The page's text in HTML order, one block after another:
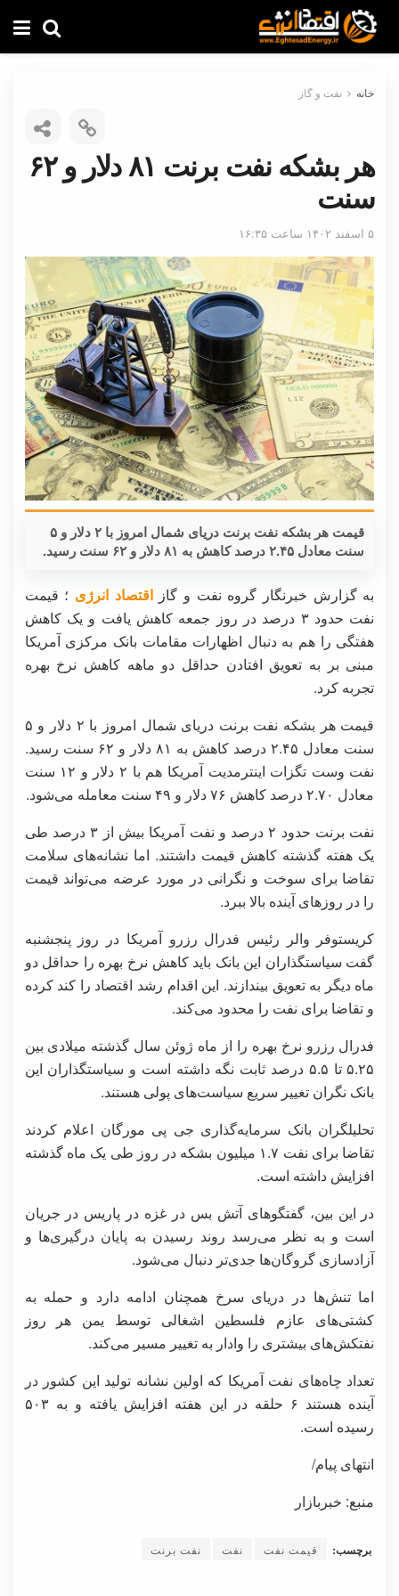
خانه نفت و گاز
هر بشکه نفت برنت ۸۱ دلار و ۶۲
سنت
۵ اسفند ۱۴۰۲ ساعت ۱۶:۳۵
قیمت هر بشکه نفت برنت دریای شمال امروز با ۲ دلار و ۵
سنت معادل ۲.۴۵ درصد کاهش به ۸۱ دلار و ۶۲ سنت رسید.
به گزارش خبرنگار گروه نفت و گاز اقتصاد انرژی ؛ قیمت
نفت حدود ۳ درصد در روز جمعه کاهش یافت و یک کاهش
هفتگی را هم به دنبال اظهارات مقامات بانک مرکزی آمریکا
مبنی بر به تعویق افتادن حداقل دو ماهه کاهش نرخ بهره
تجربه کرد.
قیمت هر بشکه نفت برنت دریای شمال امروز با ۲ دلار و ۵
سنت معادل ۲.۴۵ درصد کاهش به ۸۱ دلار و ۶۲ سنت رسید.
نفت وست تگزات اینترمدیت آمریکا هم با ۲ دلار و ۱۲ سنت
معادل ۲.۷۰ درصد کاهش ۷۶ دلار و ۴۹ سنت معامله می‌شود.
نفت برنت حدود ۲ درصد و نفت آمریکا بیش از ۳ درصد طی
یک هفته گذشته کاهش قیمت داشتند. اما نشانه‌های سلامت
تقاضا برای سوخت و نگرانی در مورد عرضه می‌تواند قیمت
را در روزهای آینده بالا ببرد.
کریستوفر والر رئیس فدرال رزرو آمریکا در روز پنجشنبه
گفت سیاستگذاران این بانک باید کاهش نرخ بهره را حداقل دو
ماه دیگر به تعویق بیندازند. این اقدام رشد اقتصاد را کند کرده
و تقاضا برای نفت را محدود می‌کند.
فدرال رزرو نرخ بهره را از ماه ژوئن سال گذشته میلادی بین
۵.۲۵ تا ۵.۵ درصد ثابت نگه داشته است و سیاستگذاران این
بانک نگران تغییر سریع سیاست‌های پولی هستند.
تحلیلگران بانک سرمایه‌گذاری جی پی مورگان اعلام کردند
تقاضا برای نفت ۱.۷ میلیون بشکه در روز طی یک ماه گذشته
افزایش داشته است.
در این بین، گفتگوهای آتش بس در غزه در پاریس در جریان
است و به نظر می‌رسد روند رسیدن به پایان درگیری‌ها و
آزادسازی گروگان‌ها جدی‌تر دنبال می‌شود.
اما تنش‌ها در دریای سرخ همچنان ادامه دارد و حمله به
کشتی‌های عازم فلسطین اشغالی توسط یمن هر روز
نفتکش‌های بیشتری را وادار به تغییر مسیر می‌کند.
تعداد چاه‌های نفت آمریکا که اولین نشانه تولید این کشور در
آینده هستند ۶ حلقه در این هفته افزایش یافته و به ۵۰۳
رسیده است.
انتهای پیام/
منبع: خبربازار
برچسب: قیمت نفت نفت نفت برنت